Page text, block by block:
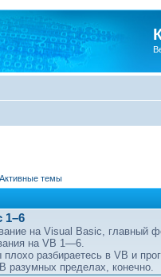
Активные темы
1–6
на Visual Basic, главный
на VB 1—6.
разбираетесь в VB и
разумных пределах, конечно.